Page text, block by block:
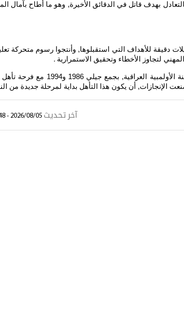
بهدف قاتل في الدقائق الأخيرة, وهو ما أطاح بآمال
كبيرة, فأجروا دراسات وتحليلات دقيقة للأهداف التي استقبلوها, وأنتجوا رسوم
.
الإنجازات, أن يكون هذا التأهل بداية لمرحلة جديدة من
آخر تحديث 2026/08/05 - 7:48 PM